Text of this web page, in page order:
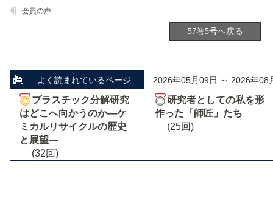
会員の声
57巻5号へ戻る
よく読まれているページ 2026年05月09日 ～ 2026年08
プラスチック分解研究
はどこへ向かうのか―ケ
ミカルリサイクルの歴史
と展望―
(32回)
研究者としての私を形
作った「師匠」たち
(25回)